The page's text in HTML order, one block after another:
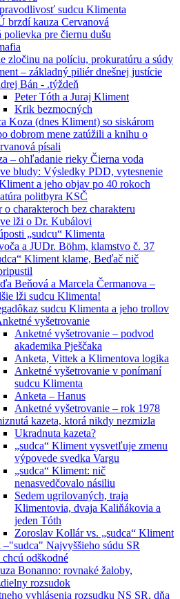
sudcu Klimenta
brzdí kauza Cervanová
pre čiernu dušu
zločinu na políciu, prokuratúru a súdy
– základný piliér dnešnej justície
Bán - .týždeň
Peter Tóth a Juraj Kliment
Krik bezmocných
Koza (dnes Kliment) so siskárom
dobrom mene zatúžili a knihu o
písali
– ohľadanie rieky Čierna voda
bludy: Výsledky PDD, vytesnenie
a jeho objav po 40 rokoch
politbyra KSČ
o charakteroch bez charakteru
lži o Dr. Kubálovi
„sudcu“ Klimenta
a JUDr. Böhm, klamstvo č. 37
Kliment klame, Beďač nič
Beňová a Marcela Čermanova –
lži sudcu Klimenta!
sudcu Klimenta a jeho trollov
vyšetrovanie
Anketné vyšetrovanie – podvod
akademika Pješčaka
Anketa, Vittek a Klimentova logika
Anketné vyšetrovanie v ponímaní
sudcu Klimenta
Anketa – Hanus
Anketné vyšetrovanie – rok 1978
kazeta, ktorá nikdy nezmizla
Ukradnuta kazeta?
„sudca“ Kliment vysvetľuje zmenu
výpovede svedka Vargu
„sudca“ Kliment: nič
nenasvedčovalo násiliu
Sedem ugrilovaných, traja
Klimentovia, dvaja Kaliňákovia a
jeden Tóth
Zoroslav Kollár vs. „sudca“ Kliment
Najvyššieho súdu SR
chcú odškodné
Bonanno: rovnaké žaloby,
rozsudok
vyhlásenia rozsudku NS SR, dňa